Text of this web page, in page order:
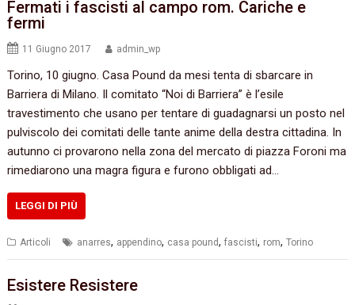
Fermati i fascisti al campo rom. Cariche e
fermi
11 Giugno 2017 admin_wp
Torino, 10 giugno. Casa Pound da mesi tenta di sbarcare in
Barriera di Milano. Il comitato “Noi di Barriera” è l’esile
travestimento che usano per tentare di guadagnarsi un posto nel
pulviscolo dei comitati delle tante anime della destra cittadina. In
autunno ci provarono nella zona del mercato di piazza Foroni ma
rimediarono una magra figura e furono obbligati ad…
LEGGI DI PIÙ
Articoli anarres, appendino, casa pound,fascisti, rom,Torino
Esistere Resistere